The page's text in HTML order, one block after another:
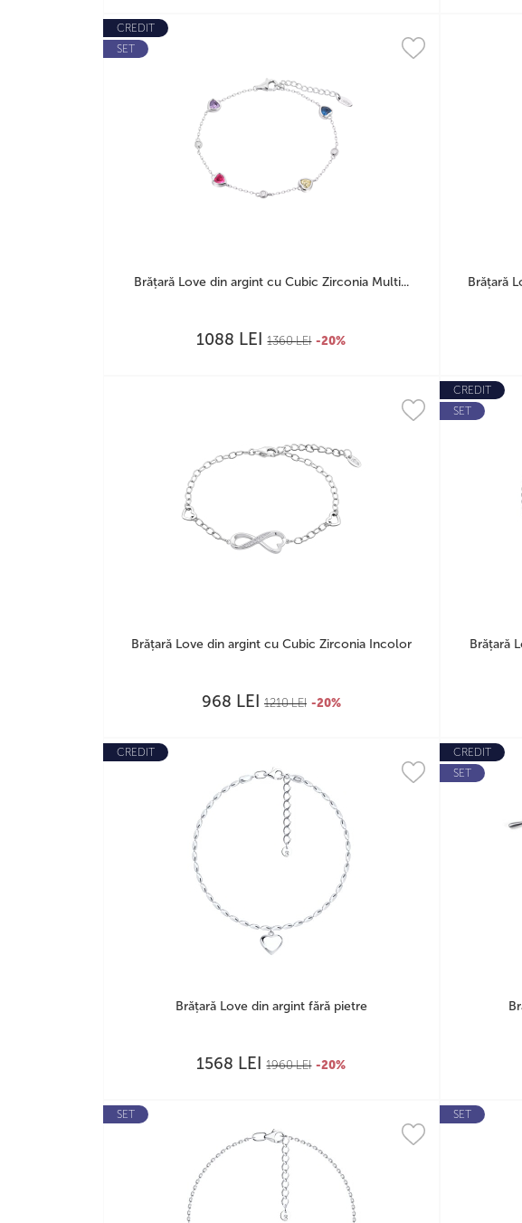
CREDIT
SET
Brățară Love din argint cu Cubic Zirconia Multi...
1088 LEI 1360LEI -20%
Brățară
Brățară Love din argint cu Cubic Zirconia Incolor
968 LEI 1210LEI -20%
CREDIT
SET
Brățară
CREDIT
Brățară Love din argint fără pietre
1568 LEI 1960LEI -20%
CREDIT
SET
SET SET